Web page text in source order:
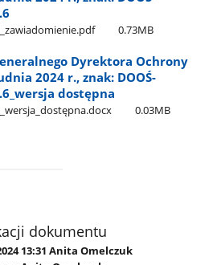
0.73MB
Dyrektora Ochrony
2024 r., znak: DOOŚ-
dostępna
0.03MB
dokumentu
13:31 Anita Omelczuk